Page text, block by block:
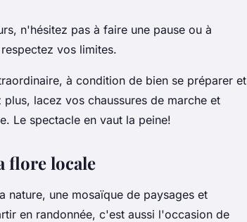
n'hésitez pas à faire une pause ou à
vos limites.
à condition de bien se préparer et
lacez vos chaussures de marche et
Le spectacle en vaut la peine!
flore locale
nature, une mosaïque de paysages et
en randonnée, c'est aussi l'occasion de